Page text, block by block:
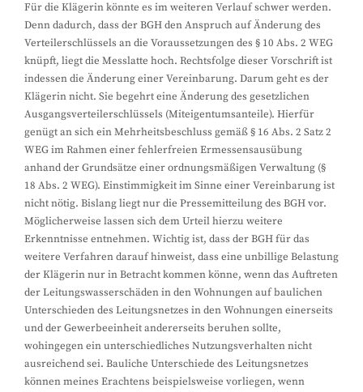
Für die Klägerin könnte es im weiteren Verlauf schwer werden.
Denn dadurch, dass der BGH den Anspruch auf Änderung des
Verteilerschlüssels an die Voraussetzungen des § 10 Abs. 2 WEG
knüpft, liegt die Messlatte hoch. Rechtsfolge dieser Vorschrift ist
indessen die Änderung einer Vereinbarung. Darum geht es der
Klägerin nicht. Sie begehrt eine Änderung des gesetzlichen
Ausgangsverteilerschlüssels (Miteigentumsanteile). Hierfür
genügt an sich ein Mehrheitsbeschluss gemäß § 16 Abs. 2 Satz 2
WEG im Rahmen einer fehlerfreien Ermessensausübung
anhand der Grundsätze einer ordnungsmäßigen Verwaltung (§
18 Abs. 2 WEG). Einstimmigkeit im Sinne einer Vereinbarung ist
nicht nötig. Bislang liegt nur die Pressemitteilung des BGH vor.
Möglicherweise lassen sich dem Urteil hierzu weitere
Erkenntnisse entnehmen. Wichtig ist, dass der BGH für das
weitere Verfahren darauf hinweist, dass eine unbillige Belastung
der Klägerin nur in Betracht kommen könne, wenn das Auftreten
der Leitungswasserschäden in den Wohnungen auf baulichen
Unterschieden des Leitungsnetzes in den Wohnungen einerseits
und der Gewerbeeinheit andererseits beruhen sollte,
wohingegen ein unterschiedliches Nutzungsverhalten nicht
ausreichend sei. Bauliche Unterschiede des Leitungsnetzes
können meines Erachtens beispielsweise vorliegen, wenn